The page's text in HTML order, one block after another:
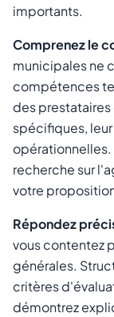
importants.
Comprenez le
municipales ne
compétences
des
spécifiques,
opérationnelles.
recherche sur
votre
Répondez
vous contentez
générales.
critères
démontrez